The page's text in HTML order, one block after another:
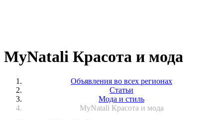
MyNatali Красота и мода
Объявления во всех регионах
Статьи
Мода и стиль
MyNatali Красота и мода